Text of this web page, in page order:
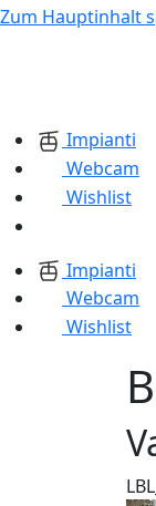
Zum Hauptinhalt
Impianti
Webcam
Wishlist
Impianti
Webcam
Wishlist